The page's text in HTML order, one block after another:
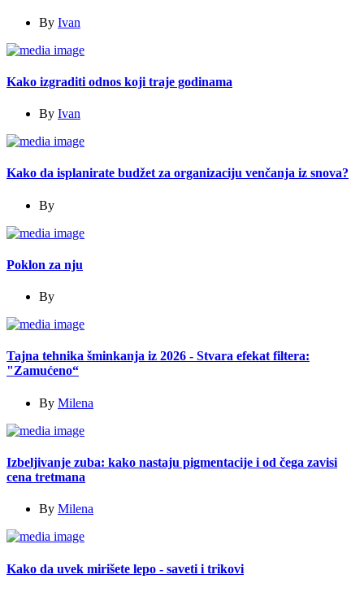
By Ivan
Kako izgraditi odnos koji traje godinama
By Ivan
Kako da isplanirate budžet za organizaciju venčanja iz snova?
By
Poklon za nju
By
Tajna tehnika šminkanja iz 2026 - Stvara efekat filtera:
"Zamućeno“
By Milena
Izbeljivanje zuba: kako nastaju pigmentacije i od čega zavisi
cena tretmana
By Milena
Kako da uvek mirišete lepo - saveti i trikovi